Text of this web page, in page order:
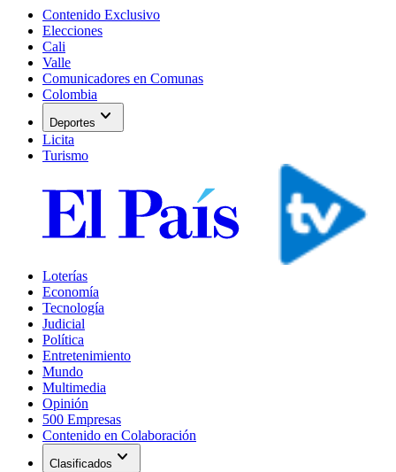
Contenido Exclusivo
Elecciones
Cali
Valle
Comunicadores en Comunas
Colombia
Deportes expand_more
Licita
Turismo
Loterías
Economía
Tecnología
Judicial
Política
Entretenimiento
Mundo
Multimedia
Opinión
500 Empresas
Contenido en Colaboración
Clasificados expand_more